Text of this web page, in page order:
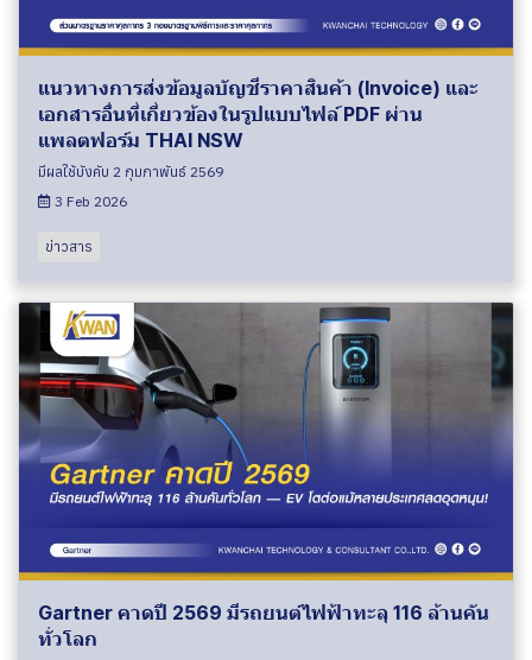
แนวทางการส่งข้อมูลบัญชีราคาสินค้า (Invoice) และ
เอกสารอื่นที่เกี่ยวข้องในรูปแบบไฟล์ PDF ผ่าน
แพลตฟอร์ม THAI NSW
มีผลใช้บังคับ 2 กุมภาพันธ์ 2569
3 Feb 2026
ข่าวสาร
Gartner คาดปี 2569 มีรถยนต์ไฟฟ้าทะลุ 116 ล้านคัน
ทั่วโลก